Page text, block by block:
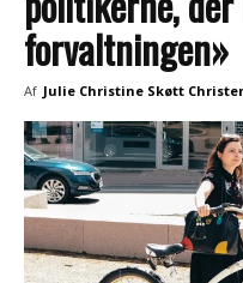
forvaltningen»
Af Julie Christine Skøtt